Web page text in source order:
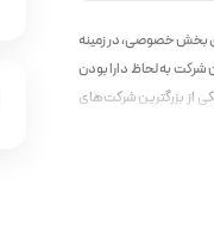
بخش خصوصی، در زمینه
شرکت به لحاظ دارا بودن
بزرگترین شرکت‌های
با نیاز جامعه‌ی